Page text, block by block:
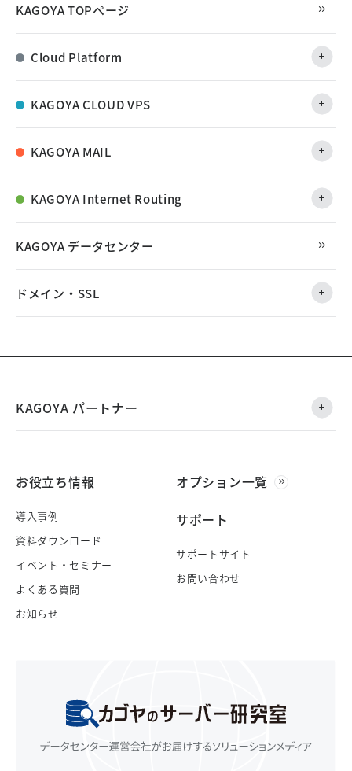
KAGOYA TOPページ
Cloud Platform
KAGOYA CLOUD VPS
KAGOYA MAIL
KAGOYA Internet Routing
KAGOYA データセンター
ドメイン・SSL
KAGOYA パートナー
お役立ち情報
導入事例
資料ダウンロード
イベント・セミナー
よくある質問
お知らせ
オプション一覧
サポート
サポートサイト
お問い合わせ